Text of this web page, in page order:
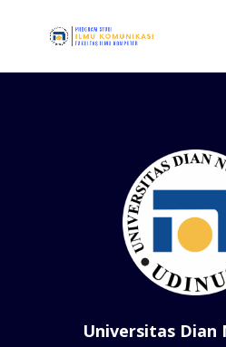
Universitas Dian